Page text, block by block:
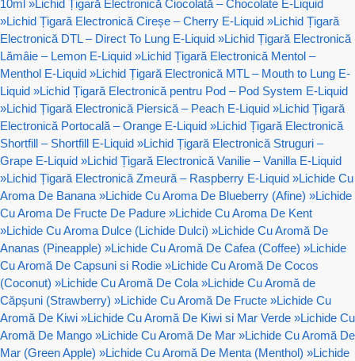
10ml »Lichid Țigară Electronică Ciocolată – Chocolate E-Liquid
»Lichid Țigară Electronică Cireșe – Cherry E-Liquid »Lichid Țigară
Electronică DTL – Direct To Lung E-Liquid »Lichid Țigară Electronică
Lămâie – Lemon E-Liquid »Lichid Țigară Electronică Mentol –
Menthol E-Liquid »Lichid Țigară Electronică MTL – Mouth to Lung E-
Liquid »Lichid Țigară Electronică pentru Pod – Pod System E-Liquid
»Lichid Țigară Electronică Piersică – Peach E-Liquid »Lichid Țigară
Electronică Portocală – Orange E-Liquid »Lichid Țigară Electronică
Shortfill – Shortfill E-Liquid »Lichid Țigară Electronică Struguri –
Grape E-Liquid »Lichid Țigară Electronică Vanilie – Vanilla E-Liquid
»Lichid Țigară Electronică Zmeură – Raspberry E-Liquid »Lichide Cu
Aroma De Banana »Lichide Cu Aroma De Blueberry (Afine) »Lichide
Cu Aroma De Fructe De Padure »Lichide Cu Aroma De Kent
»Lichide Cu Aroma Dulce (Lichide Dulci) »Lichide Cu Aromă De
Ananas (Pineapple) »Lichide Cu Aromă De Cafea (Coffee) »Lichide
Cu Aromă De Capsuni si Rodie »Lichide Cu Aromă De Cocos
(Coconut) »Lichide Cu Aromă De Cola »Lichide Cu Aromă de
Căpșuni (Strawberry) »Lichide Cu Aromă De Fructe »Lichide Cu
Aromă De Kiwi »Lichide Cu Aromă De Kiwi si Mar Verde »Lichide Cu
Aromă De Mango »Lichide Cu Aromă De Mar »Lichide Cu Aromă De
Mar (Green Apple) »Lichide Cu Aromă De Menta (Menthol) »Lichide